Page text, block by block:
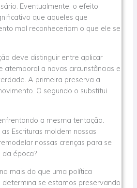
Eventualmente, o efeito
que aqueles que
mal reconheceriam o que ele se
deve distinguir entre aplicar
atemporal a novas circunstâncias e
A primeira preserva a
O segundo o substitui
a mesma tentação.
Escrituras moldem nossas
nossas crenças para se
época?
mais do que uma política
determina se estamos preservando